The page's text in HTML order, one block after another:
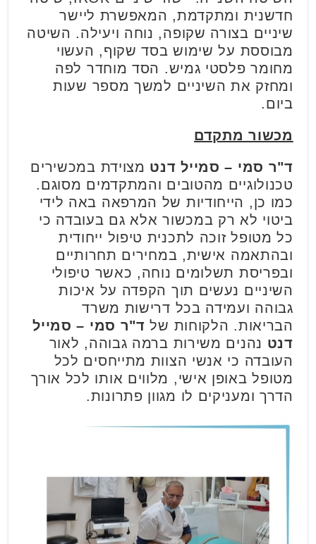
חדשנית ומתקדמת, המאפשרת ליישר
שיניים בצורה שקופה, נוחה ויעילה. השיטה
מבוססת על שימוש בסד שקוף, העשוי
מחומר פלסטי גמיש. הסד מוחדר לפה
ומחזק את השיניים למשך מספר שעות
ביום.
מכשור מתקדם
ד"ר סמי – סמייל דנט מצוידת במכשירים
טכנולוגיים מהטובים והמתקדמים מסוגם.
כמו כן, הייחודיות של המרפאה באה לידי
ביטוי לא רק במכשור אלא גם בעובדה כי
כל מטופל זוכה לתכנית טיפול ייחודית
ובהתאמה אישית, במחירים תחרותיים
ובפריסת תשלומים נוחה, כאשר טיפולי
השיניים נעשים תוך הקפדה על איכות
גבוהה ועמידה בכל דרישות משרד
הבריאות. הלקוחות של ד"ר סמי – סמייל
דנט נהנים משירות ברמה גבוהה, לאור
העובדה כי אנשי הצוות מתייחסים לכל
מטופל באופן אישי, מלווים אותו לכל אורך
הדרך ומעניקים לו מגוון פתרונות.